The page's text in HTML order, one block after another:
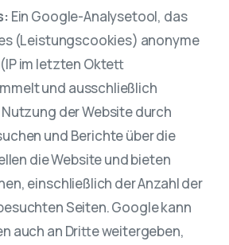
Ein Google-Analysetool, das
(Leistungscookies) anonyme
im letzten Oktett
und ausschließlich
der Website durch
und Berichte über die
die Website und bieten
einschließlich der Anzahl der
Seiten. Google kann
auch an Dritte weitergeben,